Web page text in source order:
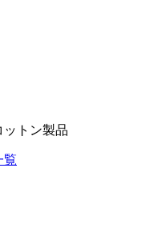
ットン製品
覧